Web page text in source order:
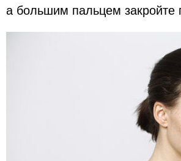
а большим пальцем